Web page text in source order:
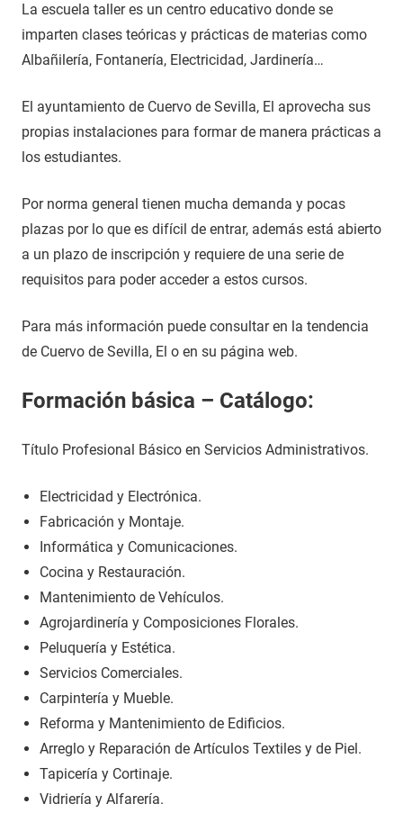
La escuela taller es un centro educativo donde se
imparten clases teóricas y prácticas de materias como
Albañilería, Fontanería, Electricidad, Jardinería…
El ayuntamiento de Cuervo de Sevilla, El aprovecha sus
propias instalaciones para formar de manera prácticas a
los estudiantes.
Por norma general tienen mucha demanda y pocas
plazas por lo que es difícil de entrar, además está abierto
a un plazo de inscripción y requiere de una serie de
requisitos para poder acceder a estos cursos.
Para más información puede consultar en la tendencia
de Cuervo de Sevilla, El o en su página web.
Formación básica – Catálogo:
Título Profesional Básico en Servicios Administrativos.
Electricidad y Electrónica.
Fabricación y Montaje.
Informática y Comunicaciones.
Cocina y Restauración.
Mantenimiento de Vehículos.
Agrojardinería y Composiciones Florales.
Peluquería y Estética.
Servicios Comerciales.
Carpintería y Mueble.
Reforma y Mantenimiento de Edificios.
Arreglo y Reparación de Artículos Textiles y de Piel.
Tapicería y Cortinaje.
Vidriería y Alfarería.